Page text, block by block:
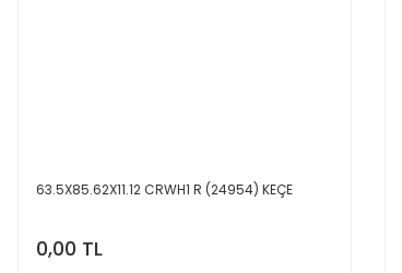
63.5X85.62X11.12 CRWH1 R (24954) KEÇE
0,00 TL